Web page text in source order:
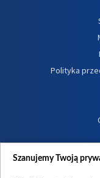
Polityka
Szanujemy Twoją